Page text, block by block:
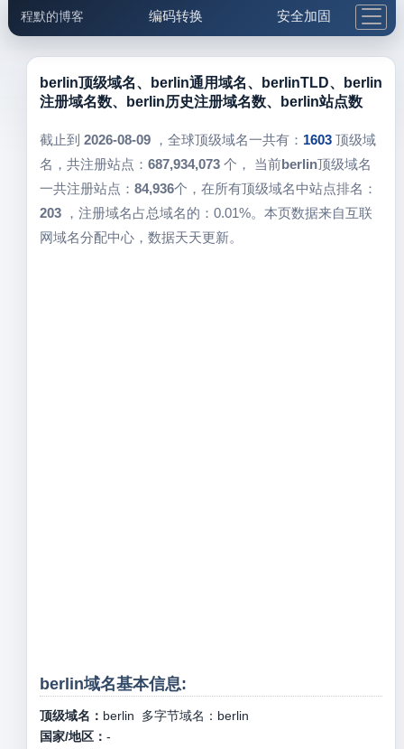
程默的博客 编码转换 安全加固
邮件工具 生活便民 更多工具
5.1支付宝大红包
berlin顶级域名、berlin通用域名、berlinTLD、berlin
注册域名数、berlin历史注册域名数、berlin站点数
截止到 2026-08-09，全球顶级域名一共有： 1603 顶级域
名，共注册站点： 687,934,073 个， 当前berlin顶级域名
一共注册站点： 84,936个，在所有顶级域名中站点排名：
203，注册域名占总域名的：0.01%。本页数据来自互联
网域名分配中心，数据天天更新。
berlin域名基本信息:
顶级域名： berlin 多字节域名： berlin
国家/地区： -